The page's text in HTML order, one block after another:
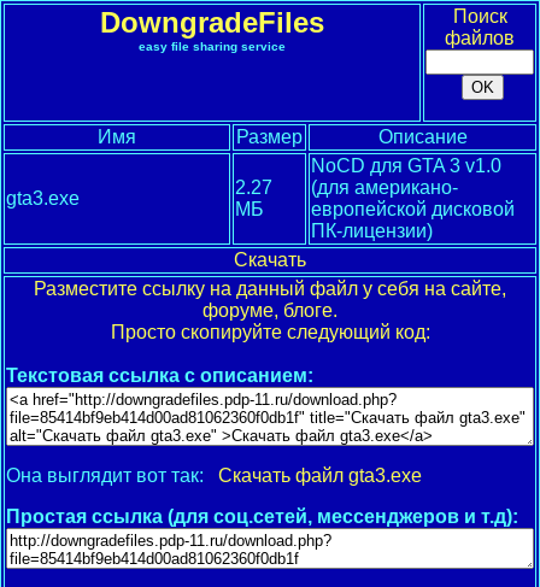
DowngradeFiles
easy file sharing service
Поиск
файлов
Имя Размер Описание
gta3.exe
2.27
МБ
NoCD для GTA 3 v1.0
(для американо-
европейской дисковой
ПК-лицензии)
Скачать
Разместите ссылку на данный файл у себя на сайте,
форуме, блоге.
Просто скопируйте следующий код:
Текстовая ссылка с описанием:
Она выглядит вот так: Скачать файл gta3.exe
Простая ссылка (для соц.сетей, мессенджеров и т.д):